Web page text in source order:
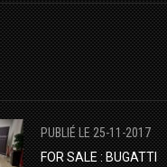
PUBLIÉ LE 25-11-2017
FOR SALE : BUGATTI